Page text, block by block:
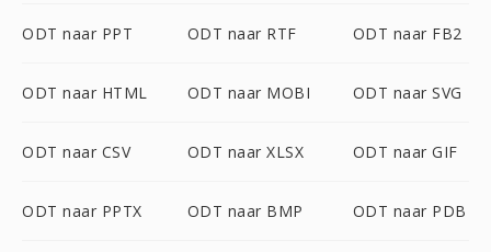
ODT naar PPT ODT naar RTF ODT naar FB2
ODT naar HTML ODT naar MOBI ODT naar SVG
ODT naar CSV ODT naar XLSX ODT naar GIF
ODT naar PPTX ODT naar BMP ODT naar PDB